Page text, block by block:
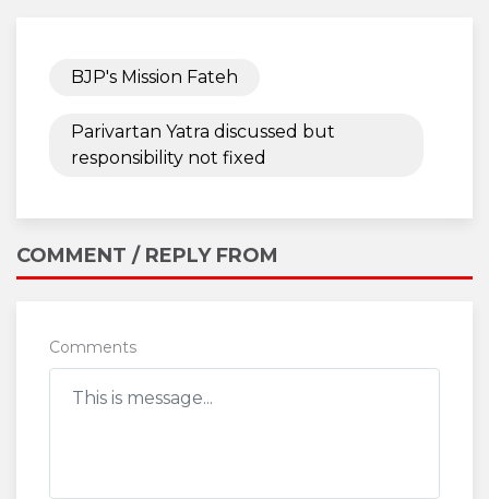
BJP's Mission Fateh
Parivartan Yatra discussed but
responsibility not fixed
COMMENT / REPLY FROM
Comments